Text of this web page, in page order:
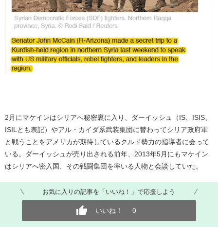
2月にマケインはシリアへ秘密裏に入り、ダーイッシュ（IS、ISIS、
ISILとも表記）やアル・カイダ系武装集団に替わってシリア政府軍
と戦うことをアメリカが期待しているクルド勢力の指導者に会って
いる。ダーイッシュが売り出される前年、2013年5月にもマケイン
はシリアへ密入国、その戦闘集団を率いる人物と会談していた。
お気に入りの記事を「いいね！」で応援しよう
いいね！ 0